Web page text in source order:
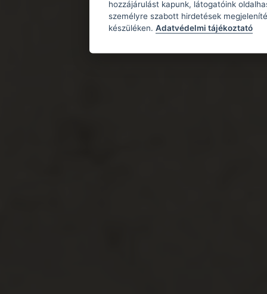
hozzájárulást kapunk, látogatóink
személyre szabott hirdetések
készüléken. Adatvédelmi tájékoztató